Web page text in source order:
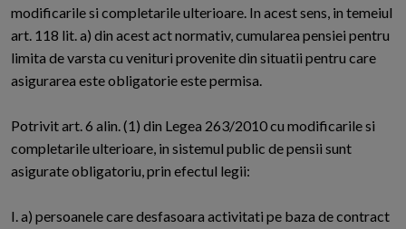
modificarile si completarile ulterioare. In acest sens, in temeiul
art. 118 lit. a) din acest act normativ, cumularea pensiei pentru
limita de varsta cu venituri provenite din situatii pentru care
asigurarea este obligatorie este permisa.
Potrivit art. 6 alin. (1) din Legea 263/2010 cu modificarile si
completarile ulterioare, in sistemul public de pensii sunt
asigurate obligatoriu, prin efectul legii:
I. a) persoanele care desfasoara activitati pe baza de contract